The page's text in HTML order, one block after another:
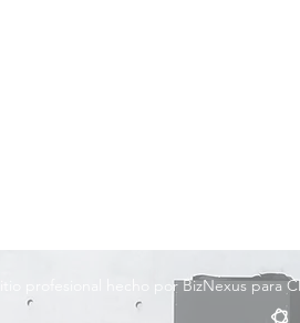
Sitio profesional hecho por BizNexus para